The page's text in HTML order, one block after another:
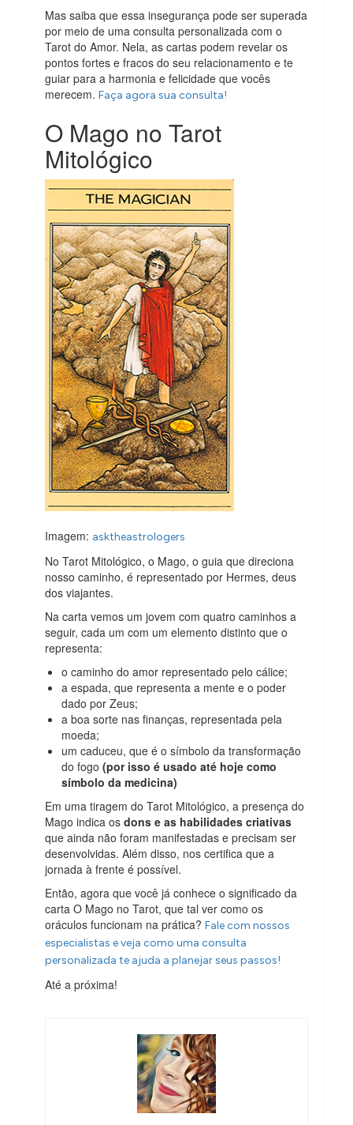
Mas saiba que essa insegurança pode ser superada
por meio de uma consulta personalizada com o
Tarot do Amor. Nela, as cartas podem revelar os
pontos fortes e fracos do seu relacionamento e te
guiar para a harmonia e felicidade que vocês
merecem.Faça agora sua consulta!
O Mago no Tarot
Mitológico
Imagem: asktheastrologers
No Tarot Mitológico, o Mago, o guia que direciona
nosso caminho, é representado por Hermes, deus
dos viajantes.
Na carta vemos um jovem com quatro caminhos a
seguir, cada um com um elemento distinto que o
representa:
o caminho do amor representado pelo cálice;
a espada, que representa a mente e o poder
dado por Zeus;
a boa sorte nas finanças, representada pela
moeda;
um caduceu, que é o símbolo da transformação
do fogo(por isso é usado até hoje como
símbolo da medicina)
Em uma tiragem do Tarot Mitológico, a presença do
Mago indica osdons e as habilidades criativas
que ainda não foram manifestadas e precisam ser
desenvolvidas. Além disso, nos certifica que a
jornada à frente é possível.
Então, agora que você já conhece o significado da
carta O Mago no Tarot, que tal ver como os
oráculos funcionam na prática?Fale com nossos
especialistas e veja como uma consulta
personalizada te ajuda a planejar seus passos!
Até a próxima!